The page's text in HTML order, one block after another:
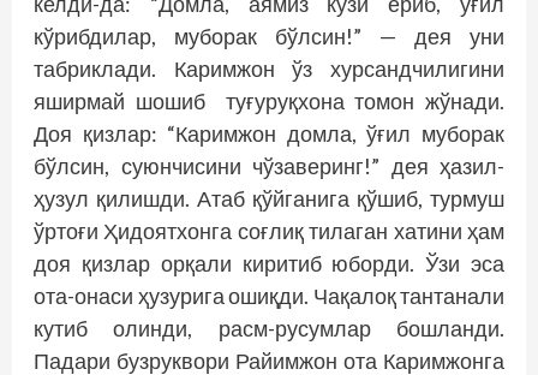
кўрибдилар, муборак бўлсин!” — дея уни
табриклади. Каримжон ўз хурсандчилигини
яширмай шошиб туғуруқхона томон жўнади.
Доя қизлар: “Каримжон домла, ўғил муборак
бўлсин, суюнчисини чўзаверинг!” дея ҳазил-
ҳузул қилишди. Атаб қўйганига қўшиб, турмуш
ўртоғи Ҳидоятхонга соғлиқ тилаган хатини ҳам
доя қизлар орқали киритиб юборди. Ўзи эса
ота-онаси ҳузурига ошиқди. Чақалоқ тантанали
кутиб олинди, расм-русумлар бошланди.
Падари бузруквори Райимжон ота Каримжонга